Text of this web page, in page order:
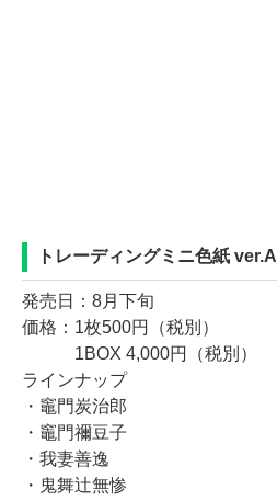
トレーディングミニ色紙 ver.A
発売日：8月下旬
価格：1枚500円（税別）
1BOX 4,000円（税別）
ラインナップ
・竈門炭治郎
・竈門禰豆子
・我妻善逸
・鬼舞辻無惨